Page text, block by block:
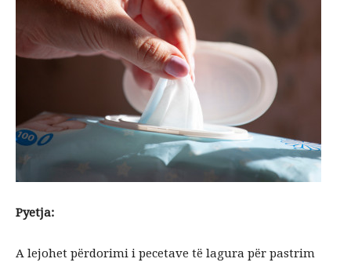
Pyetja:
A lejohet përdorimi i pecetave të lagura për pastrim